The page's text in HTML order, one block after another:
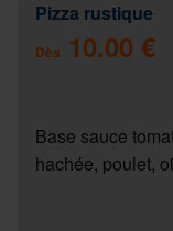
Pizza rustique
Dès 10.00 €
Base sauce
hachée, poulet,